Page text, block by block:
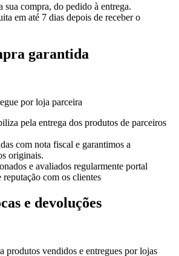
sua compra, do pedido à entrega.
em até 7 dias depois de receber o
garantida
por loja parceira
pela entrega dos produtos de parceiros
com nota fiscal e garantimos a
originais.
e avaliados regularmente portal
com os clientes
e devoluções
produtos vendidos e entregues por lojas